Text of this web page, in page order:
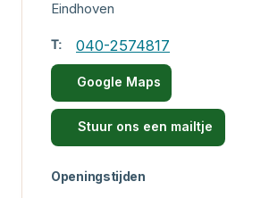
Eindhoven
T: 040-2574817
Google Maps
Stuur ons een mailtje
Openingstijden